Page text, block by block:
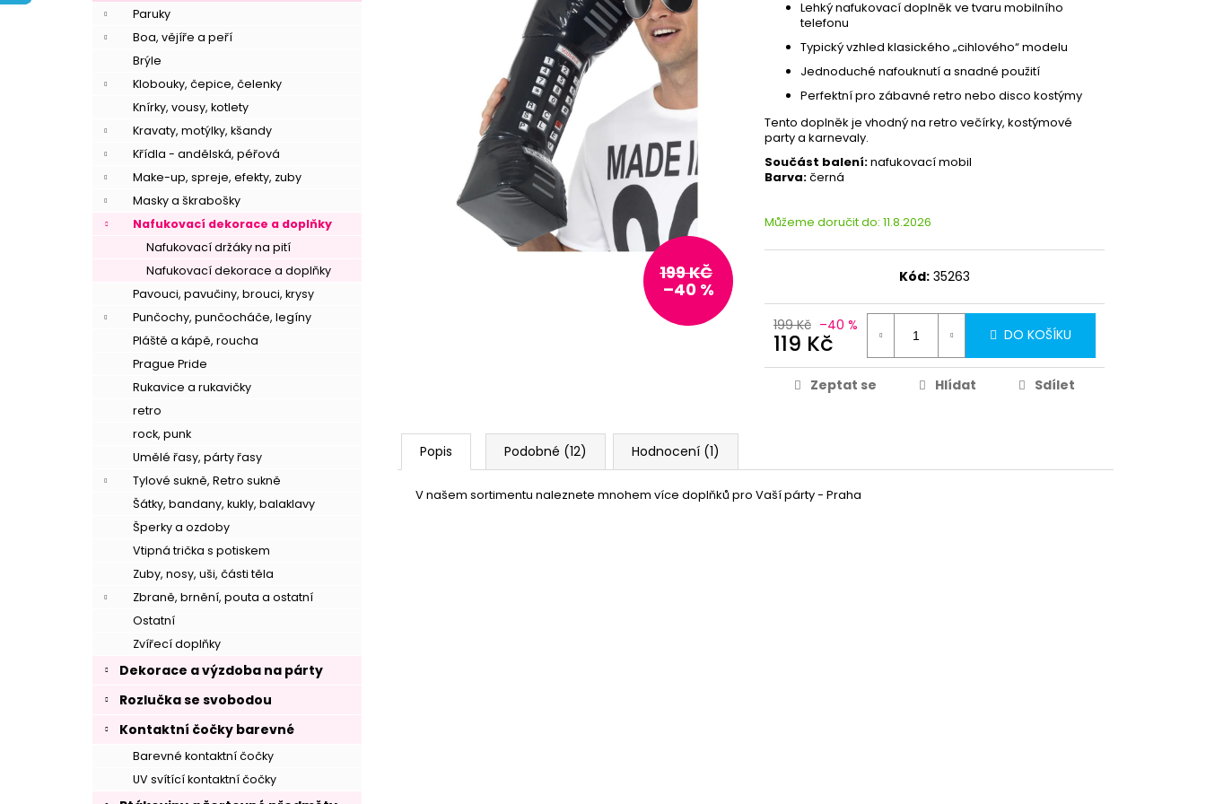
Paruky
Boa, vějíře a peří
Brýle
Klobouky, čepice, čelenky
Knírky, vousy, kotlety
Kravaty, motýlky, kšandy
Křídla - andělská, péřová
Make-up, spreje, efekty, zuby
Masky a škrabošky
Nafukovací dekorace a doplňky
Nafukovací držáky na pití
Nafukovací dekorace a doplňky
Pavouci, pavučiny, brouci, krysy
Punčochy, punčocháče, legíny
Pláště a kápě, roucha
Prague Pride
Rukavice a rukavičky
retro
rock, punk
Umělé řasy, párty řasy
Tylové sukně, Retro sukně
Šátky, bandany, kukly, balaklavy
Šperky a ozdoby
Vtipná trička s potiskem
Zuby, nosy, uši, části těla
Zbraně, brnění, pouta a ostatní
Ostatní
Zvířecí doplňky
Dekorace a výzdoba na párty
Rozlučka se svobodou
Kontaktní čočky barevné
Barevné kontaktní čočky
UV svítící kontaktní čočky
Lehký nafukovací doplněk ve tvaru mobilního
telefonu
Typický vzhled klasického „cihlového“ modelu
Jednoduché nafouknutí a snadné použití
Perfektní pro zábavné retro nebo disco kostýmy
Tento doplněk je vhodný na retro večírky, kostýmové
party a karnevaly.
Součást balení:nafukovací mobil
Barva:černá
Můžeme doručit do: 11.8.2026
Kód: 35263
199 Kč –40 %
119 Kč DO KOŠÍKU
Zeptat se Hlídat Sdílet
199 KČ
–40 %
Popis Podobné (12) Hodnocení (1)
Vnašem sortimentu naleznete mnohem více doplňků pro Vaší párty - Praha